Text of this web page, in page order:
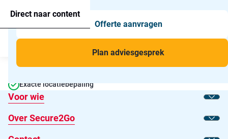
Direct naar content
Menu
Agressie alarmering
Man-down & BHV Alarmering
Voor wie
Toepassingen
Offerte aanvragen
Plan adviesgesprek
Exacte locatiebepaling
Voor wie
Toon
Over Secure2Go
Toon